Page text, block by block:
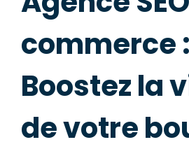
commerce :
Boostez la
de votre